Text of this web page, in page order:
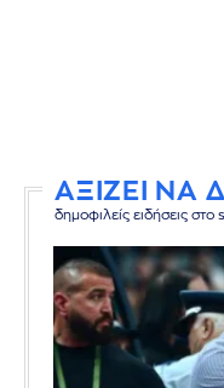
ΑΞΙΖΕΙ ΝΑ
δημοφιλείς ειδήσεις στο